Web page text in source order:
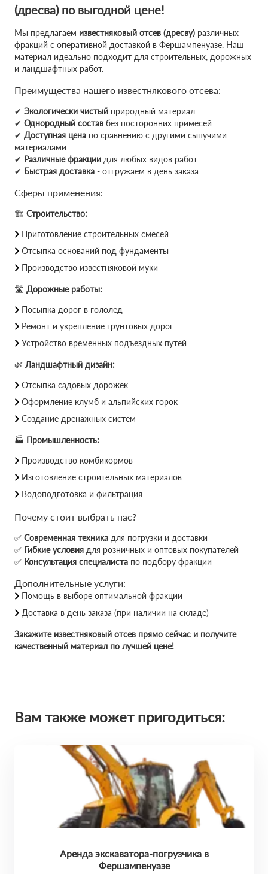
(дресва) по выгодной цене!
Мы предлагаем известняковый отсев (дресву) различных
фракций с оперативной доставкой в Фершампенуазе. Наш
материал идеально подходит для строительных, дорожных
и ландшафтных работ.
Преимущества нашего известнякового отсева:
✔ Экологически чистый природный материал
✔ Однородный состав без посторонних примесей
✔ Доступная цена по сравнению с другими сыпучими
материалами
✔ Различные фракции для любых видов работ
✔ Быстрая доставка - отгружаем в день заказа
Сферы применения:
🏗 Строительство:
Приготовление строительных смесей
Отсыпка оснований под фундаменты
Производство известняковой муки
🛣 Дорожные работы:
Посыпка дорог в гололед
Ремонт и укрепление грунтовых дорог
Устройство временных подъездных путей
🌿 Ландшафтный дизайн:
Отсыпка садовых дорожек
Оформление клумб и альпийских горок
Создание дренажных систем
🏭 Промышленность:
Производство комбикормов
Изготовление строительных материалов
Водоподготовка и фильтрация
Почему стоит выбрать нас?
✅ Современная техника для погрузки и доставки
✅ Гибкие условия для розничных и оптовых покупателей
✅ Консультация специалиста по подбору фракции
Дополнительные услуги:
Помощь в выборе оптимальной фракции
Доставка в день заказа (при наличии на складе)
Закажите известняковый отсев прямо сейчас и получите
качественный материал по лучшей цене!
Вам также может пригодиться:
Аренда экскаватора-погрузчика в
Фершампенуазе